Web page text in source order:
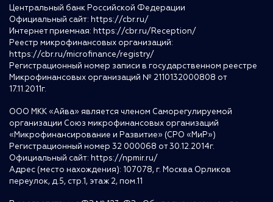
Центральный банк Российской Федерации
Официальный сайт: https://cbr.ru/
Интернет приемная: https://cbr.ru/Reception/
Реестр микрофинансовых организаций:
https://cbr.ru/microfinance/registry/
Регистрационный номер записи в государственном реестре
Микрофинансовых организаций № 2110132000808 от
17.11.2011г.
ООО МКК «Айва» является членом Саморегулируемой
организации Союз микрофинансовых организаций
«Микрофинансирование и Развитие» (СРО «МиР»)
Регистрационный номер 32 000068 от 30.12.2014г.
Официальный сайт: https://npmir.ru/
Адрес (место нахождения): 107078, г. Москва Орликов
переулок, д.5, стр.1, этаж 2, пом.11